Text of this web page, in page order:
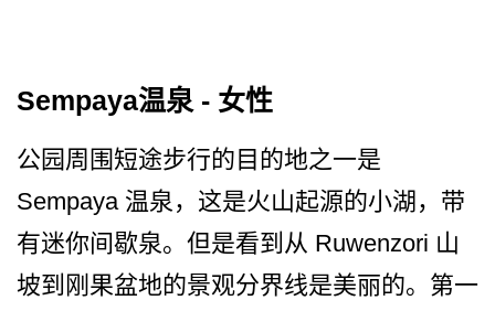
Sempaya温泉 - 女性
公园周围短途步行的目的地之一是
Sempaya 温泉，这是火山起源的小湖，­带
有迷你间歇泉。但是看到从 Ruwenzori 山
坡到刚果盆地的景观分界线­是美丽的。第一